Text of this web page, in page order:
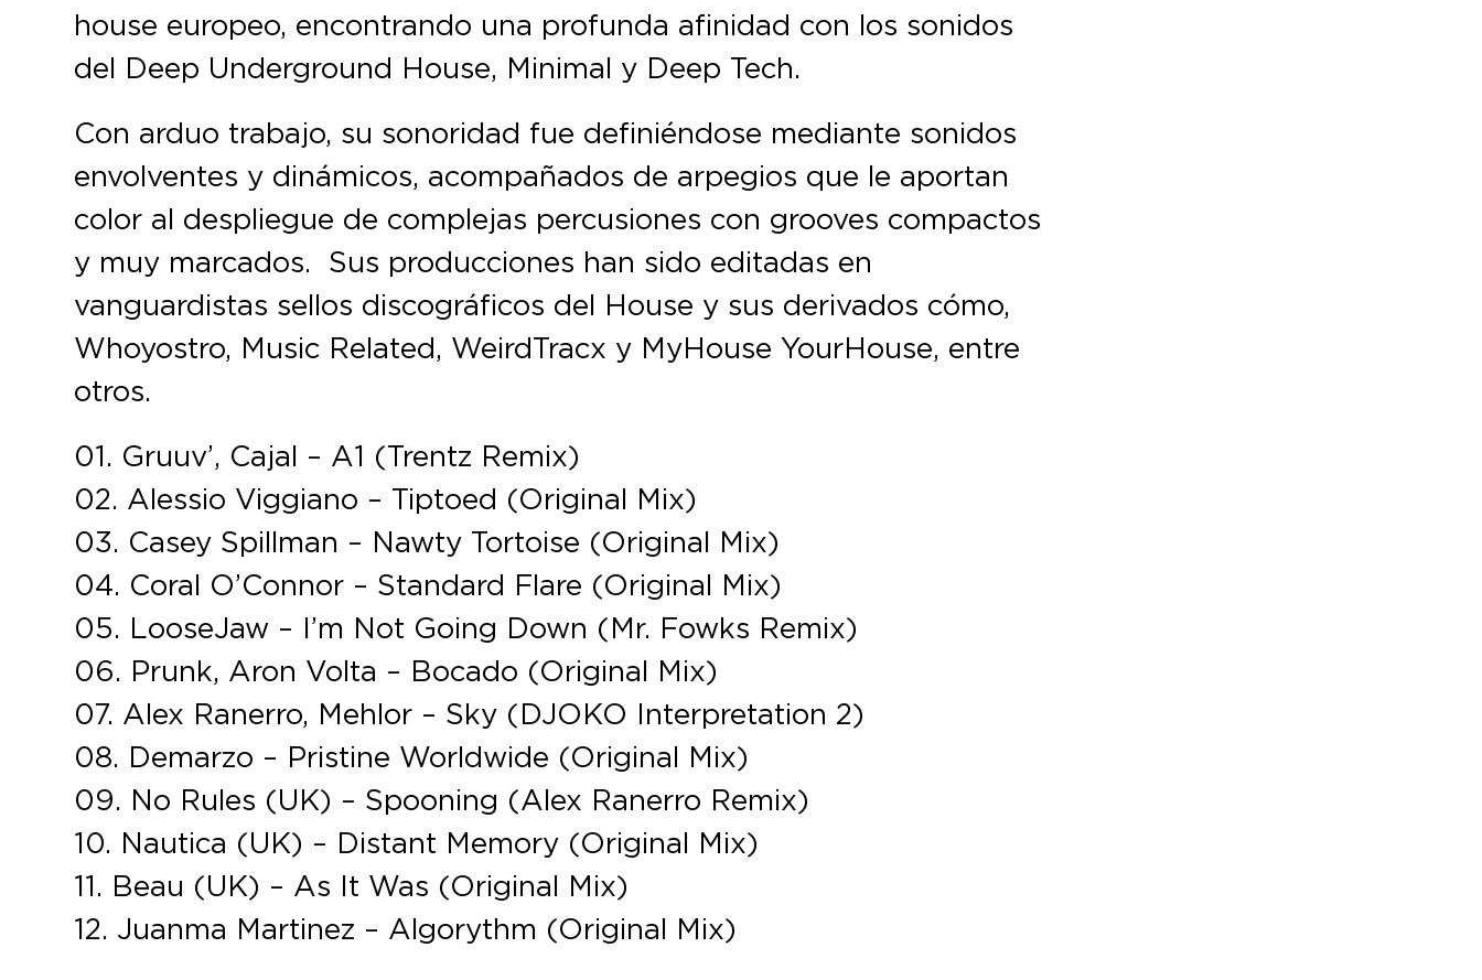
house europeo, encontrando una profunda afinidad con los sonidos
del Deep Underground House, Minimal y Deep Tech.
Con arduo trabajo, su sonoridad fue definiéndose mediante sonidos
envolventes y dinámicos, acompañados de arpegios que le aportan
color al despliegue de complejas percusiones con grooves compactos
y muy marcados. Sus producciones han sido editadas en
vanguardistas sellos discográficos del House y sus derivados cómo,
Whoyostro, Music Related, WeirdTracx y MyHouse YourHouse, entre
otros.
01. Gruuv’, Cajal – A1 (Trentz Remix)
02. Alessio Viggiano – Tiptoed (Original Mix)
03. Casey Spillman – Nawty Tortoise (Original Mix)
04. Coral O’Connor – Standard Flare (Original Mix)
05. LooseJaw – I’m Not Going Down (Mr. Fowks Remix)
06. Prunk, Aron Volta – Bocado (Original Mix)
07. Alex Ranerro, Mehlor – Sky (DJOKO Interpretation 2)
08. Demarzo – Pristine Worldwide (Original Mix)
09. No Rules (UK) – Spooning (Alex Ranerro Remix)
10. Nautica (UK) – Distant Memory (Original Mix)
11. Beau (UK) – As It Was (Original Mix)
12. Juanma Martinez – Algorythm (Original Mix)